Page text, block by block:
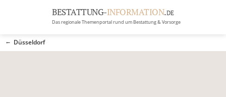
BESTATTUNG-INFORMATION.DE
Das regionale Themenportal rund um Bestattung & Vorsorge
BRANCHEN
Düsseldorf